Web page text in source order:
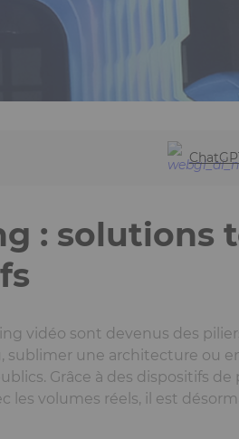
: solutions
vidéo sont devenus des
une architecture ou
Grâce à des dispositifs
volumes réels, il est